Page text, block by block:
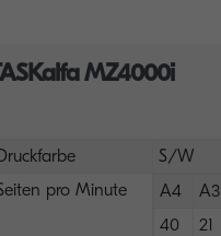
MZ4000i
S/W
pro Minute
A4
A3
40
21